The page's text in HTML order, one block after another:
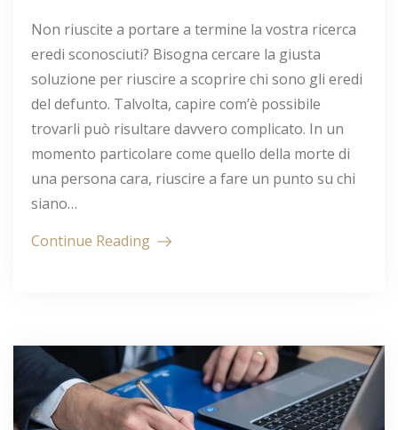
Non riuscite a portare a termine la vostra ricerca
eredi sconosciuti? Bisogna cercare la giusta
soluzione per riuscire a scoprire chi sono gli eredi
del defunto. Talvolta, capire com’è possibile
trovarli può risultare davvero complicato. In un
momento particolare come quello della morte di
una persona cara, riuscire a fare un punto su chi
siano…
Continue Reading